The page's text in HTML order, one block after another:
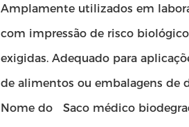
Amplamente utilizados em
com impressão de risco
exigidas. Adequado para
de alimentos ou embalagens de
Nome do
Saco médico